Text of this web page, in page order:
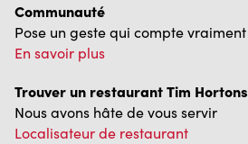
Communauté
Pose un geste qui compte vraiment
En savoir plus
Trouver un restaurant Tim Hortons
Nous avons hâte de vous servir
Localisateur de restaurant